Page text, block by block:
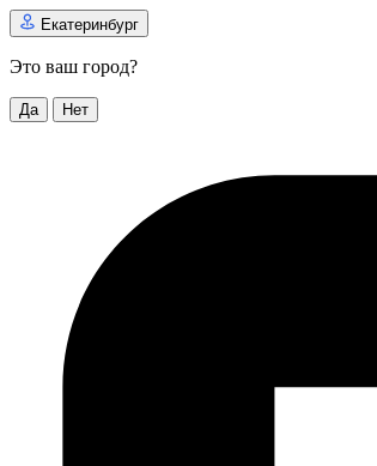
Екатеринбург
Это ваш город?
Да Нет